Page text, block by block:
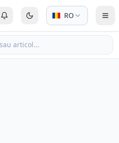
Autentificare sau Înregistrare
Comută la modul întunecat
RO
articol...